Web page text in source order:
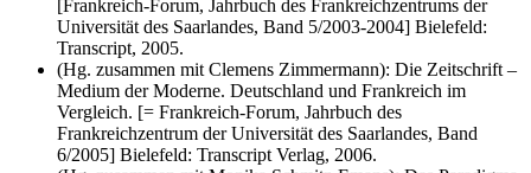
[Frankreich-Forum, Jahrbuch des Frankreichzentrums der
Universität des Saarlandes, Band 5/2003-2004] Bielefeld:
Transcript, 2005.
(Hg. zusammen mit Clemens Zimmermann): Die Zeitschrift –
Medium der Moderne. Deutschland und Frankreich im
Vergleich. [= Frankreich-Forum, Jahrbuch des
Frankreichzentrum der Universität des Saarlandes, Band
6/2005] Bielefeld: Transcript Verlag, 2006.